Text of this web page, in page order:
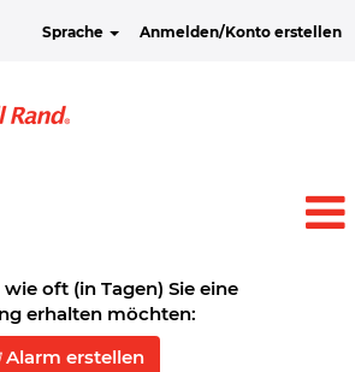
Sprache Anmelden/Konto erstellen
wie oft (in Tagen) Sie eine
erhalten möchten:
Alarm erstellen